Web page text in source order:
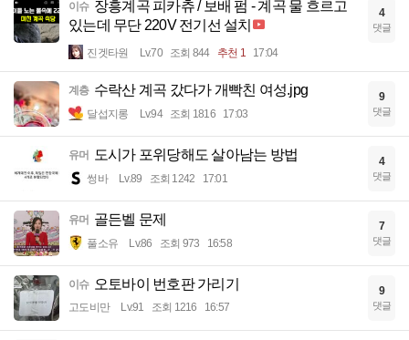
이슈 장흥계곡 피카츄 / 보배 펌 - 계곡 물 흐르고
있는데 무단 220V 전기선 설치
진겟타원 Lv.70 조회 844 추천 1 17:04
4
댓글
계층 수락산 계곡 갔다가 개빡친 여성.jpg
달섭지롱 Lv.94 조회 1816 17:03
9
댓글
유머 도시가 포위당해도 살아남는 방법
썽바 Lv.89 조회 1242 17:01
4
댓글
유머 골든벨 문제
풀소유 Lv.86 조회 973 16:58
7
댓글
이슈 오토바이 번호판 가리기
고도비만 Lv.91 조회 1216 16:57
9
댓글